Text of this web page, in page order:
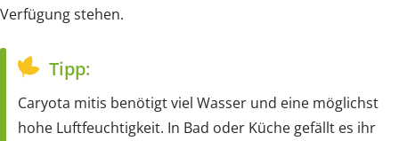
Verfügung stehen.
Tipp:
Caryota mitis benötigt viel Wasser und eine möglichst
hohe Luftfeuchtigkeit. In Bad oder Küche gefällt es ihr